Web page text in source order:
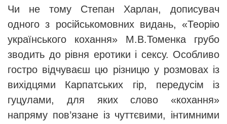
Чи не тому Степан Харлан, дописувач
одного з російськомовних видань, «Теорію
українського кохання» М.В.Томенка грубо
зводить до рівня еротики і сексу. Особливо
гостро відчуваєш цю різницю у розмовах із
вихідцями Карпатських гір, передусім із
гуцулами, для яких слово «кохання»
напряму пов’язане із чуттєвими, інтимними